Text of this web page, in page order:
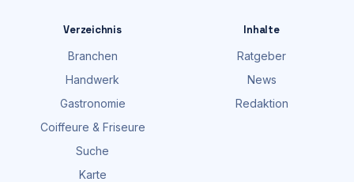
Verzeichnis
Branchen
Handwerk
Gastronomie
Coiffeure & Friseure
Suche
Karte
Inhalte
Ratgeber
News
Redaktion